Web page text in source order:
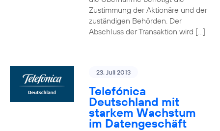
Zustimmung der Aktionäre und der
zuständigen Behörden. Der
Abschluss der Transaktion wird […]
23. Juli 2013
Telefónica
Deutschland mit
starkem Wachstum
im Datengeschäft